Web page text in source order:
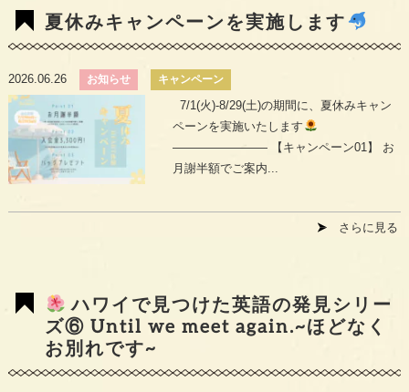
夏休みキャンペーンを実施します
2026.06.26 お知らせ キャンペーン
7/1(火)-8/29(土)の期間に、夏休みキャン
ペーンを実施いたします
———————— 【キャンペーン01】 お
月謝半額でご案内...
さらに見る
ハワイで見つけた英語の発見シリー
ズ⑥ Until we meet again.~ほどなく
お別れです~